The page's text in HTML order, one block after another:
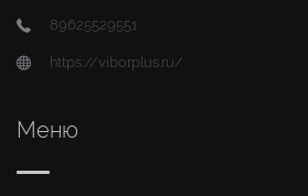
89625529551
https://viborplus.ru/
Меню